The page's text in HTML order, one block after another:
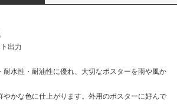
出力
耐水性・耐油性に優れ、大切なポスターを雨や風か
やかな色に仕上がります。外用のポスターに好んで